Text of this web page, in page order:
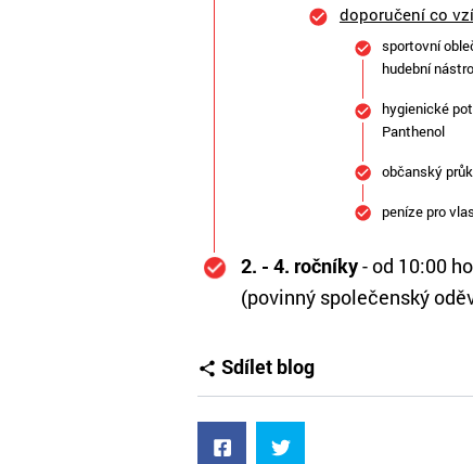
doporučení co
sportovní
hudební
hygienické
Panthenol
občanský
peníze pro
2. - 4. ročníky- od 10:00
(povinný společenský
Sdílet blog